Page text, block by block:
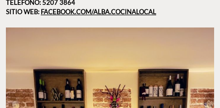
TELÉFONO: 5207 3864
SITIO WEB: FACEBOOK.COM/ALBA.COCINALOCAL